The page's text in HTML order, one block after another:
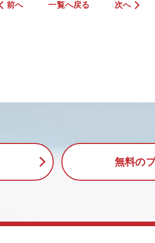
前へ 一覧へ戻る 次へ
無料の